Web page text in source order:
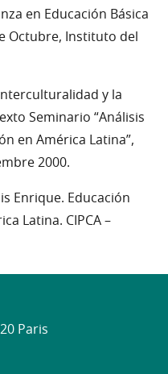
en Educación Básica
Octubre, Instituto del
interculturalidad y la
Seminario “Análisis
en América Latina”,
2000.
Enrique. Educación
Latina. CIPCA –
Paris